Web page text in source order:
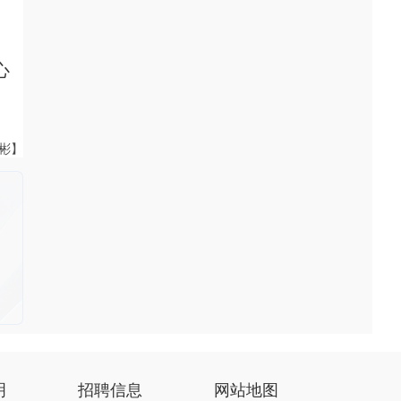
】
招聘信息 网站地图